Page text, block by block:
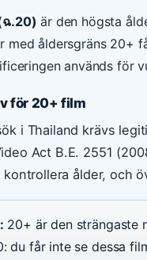
.20) är den högsta
med åldersgräns 20+
används för
för 20+ film
i Thailand krävs
Act B.E. 2551
ålder, och
20+ är den strängaste
du får inte se dessa